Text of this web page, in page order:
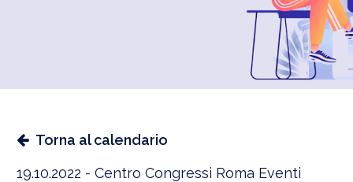
Torna al calendario
19.10.2022 - Centro Congressi Roma Eventi